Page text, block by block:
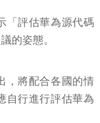
「評估華為源代碼
的姿態。
，將配合各國的情
自行進行評估華為